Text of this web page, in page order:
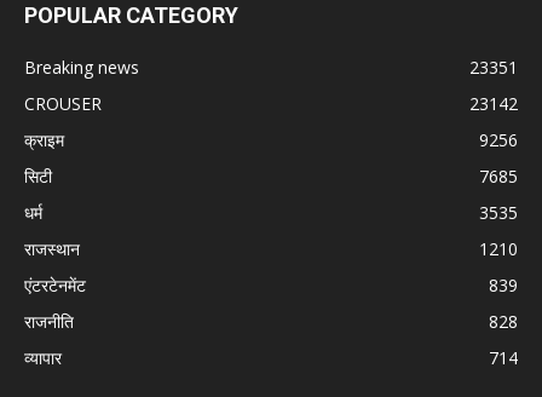
POPULAR CATEGORY
Breaking news
23351
CROUSER
23142
क्राइम
9256
सिटी
7685
धर्म
3535
राजस्थान
1210
एंटरटेनमेंट
839
राजनीति
828
व्यापार
714